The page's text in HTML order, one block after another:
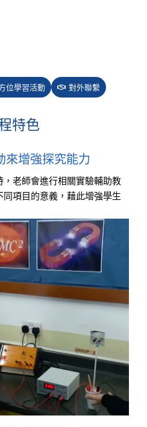
位學習活動 對外聯繫
特色
來增強探究能力
老師會進行相關實驗輔助教
項目的意義，藉此增強學生